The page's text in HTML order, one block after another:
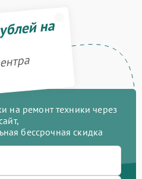
на
на ремонт техники через
бессрочная скидка